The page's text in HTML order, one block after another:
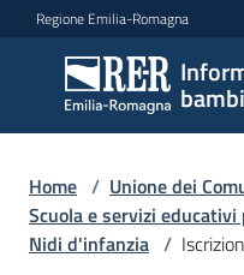
Vai al contenuto
Vai alla navigazione
Vai al footer
Regione Emilia-Romagna
Informa
famiglie
e
bambini
Home / Unione dei
Scuola e servizi
Nidi d'infanzia /